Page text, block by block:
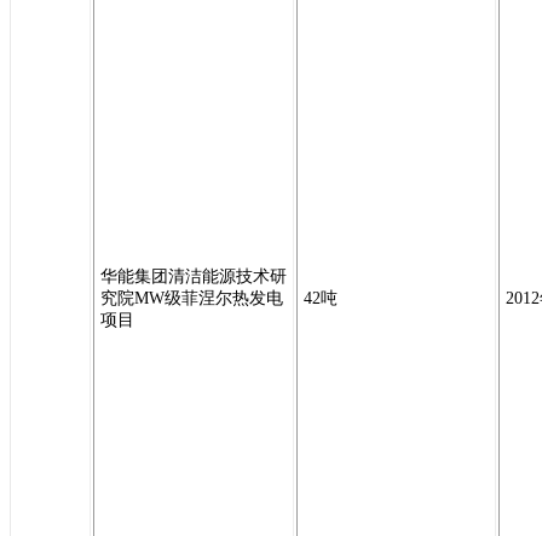
华能集团清洁能源技术研
究院MW级菲涅尔热发电
项目
42吨